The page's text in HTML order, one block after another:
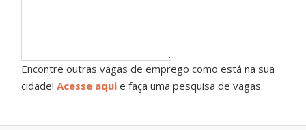
Encontre outras vagas de emprego como está na sua
cidade!Acesse aqui e faça uma pesquisa de vagas.